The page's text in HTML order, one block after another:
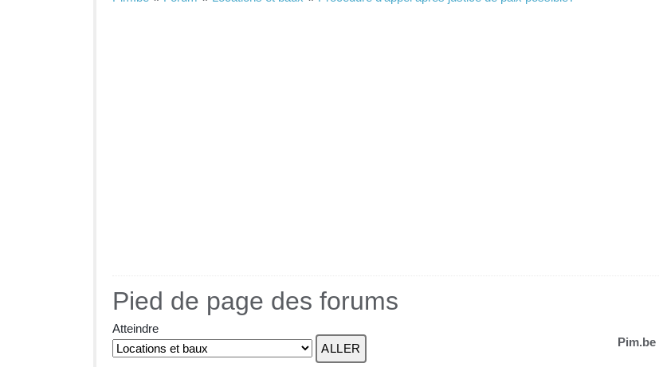
Pied de page des forums
Atteindre
Pim.be